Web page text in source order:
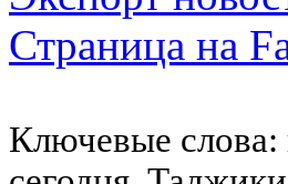
Страница на
Ключевые слова: